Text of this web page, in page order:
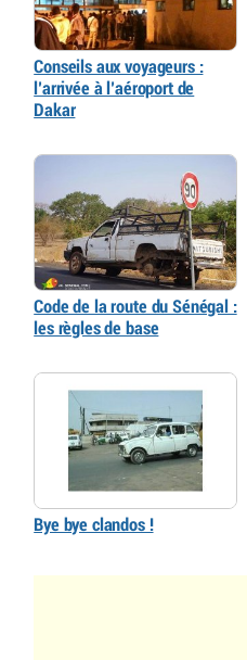
Conseils aux voyageurs :
l’arrivée à l’aéroport de
Dakar
Code de la route du Sénégal :
les règles de base
Bye bye clandos !